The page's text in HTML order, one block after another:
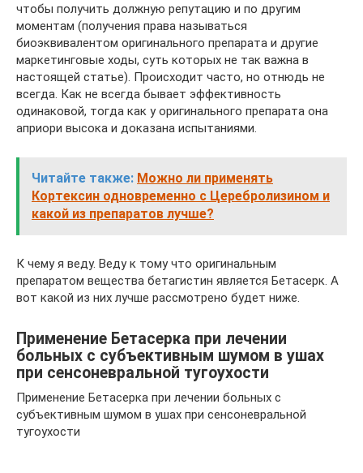
чтобы получить должную репутацию и по другим
моментам (получения права называться
биоэквивалентом оригинального препарата и другие
маркетинговые ходы, суть которых не так важна в
настоящей статье). Происходит часто, но отнюдь не
всегда. Как не всегда бывает эффективность
одинаковой, тогда как у оригинального препарата она
априори высока и доказана испытаниями.
Читайте также: Можно ли применять
Кортексин одновременно с Церебролизином и
какой из препаратов лучше?
К чему я веду. Веду к тому что оригинальным
препаратом вещества бетагистин является Бетасерк. А
вот какой из них лучше рассмотрено будет ниже.
Применение Бетасерка при лечении
больных с субъективным шумом в ушах
при сенсоневральной тугоухости
Применение Бетасерка при лечении больных с
субъективным шумом в ушах при сенсоневральной
тугоухости